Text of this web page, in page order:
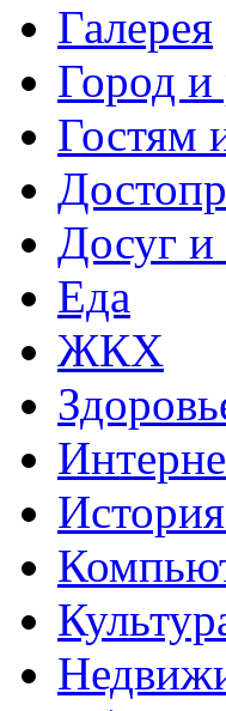
Галерея
Город и
Гостям
Досуг
Еда
ЖКХ